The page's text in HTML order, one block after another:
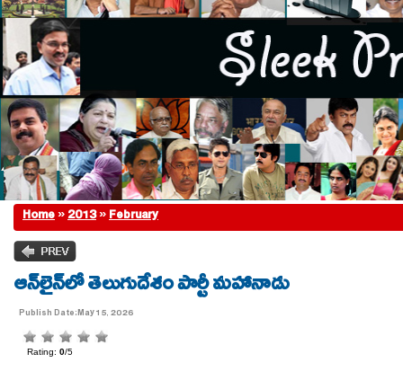
Home»2013»February
ఆన్‌లైన్‌లో తెలుగుదేశం పార్టీ మహానాడు
Publish Date:May 15, 2026